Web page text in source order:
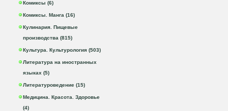
Комиксы (6)
Комиксы. Манга (16)
Кулинария. Пищевые
производства (815)
Культура. Культурология (503)
Литература на иностранных
языках (5)
Литературоведение (15)
Медицина. Красота. Здоровье
(4)